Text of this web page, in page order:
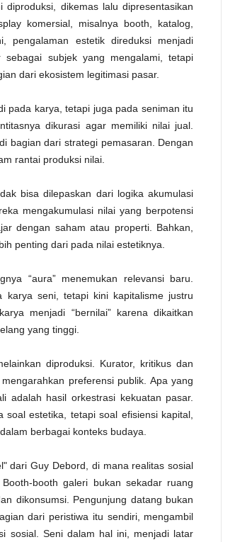
dikemas lalu dipresentasikan
komersial, misalnya booth, katalog,
pengalaman estetik direduksi menjadi
subjek yang mengalami, tetapi
dari ekosistem legitimasi pasar.
pada karya, tetapi juga pada seniman itu
dikurasi agar memiliki nilai jual.
bagian dari strategi pemasaran. Dengan
rantai produksi nilai.
bisa dilepaskan dari logika akumulasi
mengakumulasi nilai yang berpotensi
dengan saham atau properti. Bahkan,
penting dari pada nilai estetiknya.
“aura” menemukan relevansi baru.
karya seni, tetapi kini kapitalisme justru
menjadi “bernilai” karena dikaitkan
yang tinggi.
diproduksi. Kurator, kritikus dan
preferensi publik. Apa yang
adalah hasil orkestrasi kekuatan pasar.
estetika, tetapi soal efisiensi kapital,
berbagai konteks budaya.
dari Guy Debord, di mana realitas sosial
booth galeri bukan sekadar ruang
dikonsumsi. Pengunjung datang bukan
dari peristiwa itu sendiri, mengambil
sosial. Seni dalam hal ini, menjadi latar